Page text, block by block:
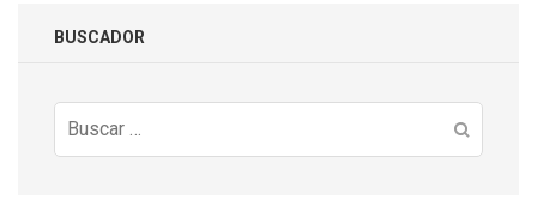
BUSCADOR
Buscar: